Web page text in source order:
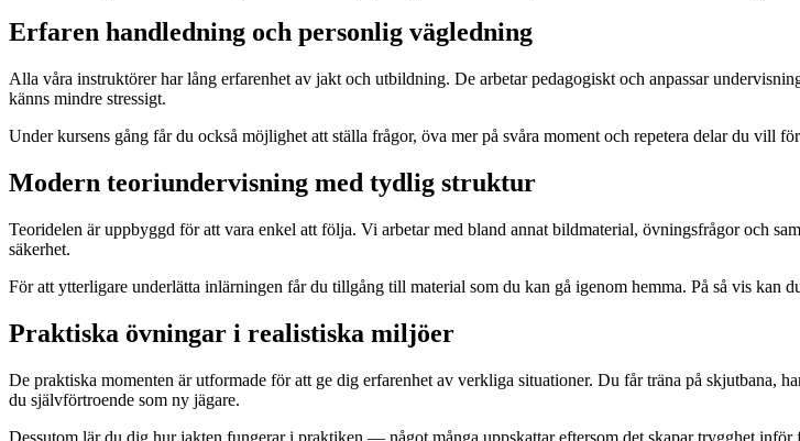
Erfaren handledning och personlig vägledning
Alla våra instruktörer har lång erfarenhet av jakt och utbildning. De arbetar pedagogiskt och anpassar
känns mindre stressigt.
Under kursens gång får du också möjlighet att ställa frågor, öva mer på svåra moment och repetera delar du vill
Modern teoriundervisning med tydlig struktur
Teoridelen är uppbyggd för att vara enkel att följa. Vi arbetar med bland annat bildmaterial, övningsfrågor och
säkerhet.
För att ytterligare underlätta inlärningen får du tillgång till material som du kan gå igenom hemma. På så vis kan
Praktiska övningar i realistiska miljöer
De praktiska momenten är utformade för att ge dig erfarenhet av verkliga situationer. Du får träna på skjutbana,
du självförtroende som ny jägare.
Dessutom lär du dig hur jakten fungerar i praktiken — något många uppskattar eftersom det skapar trygghet inför